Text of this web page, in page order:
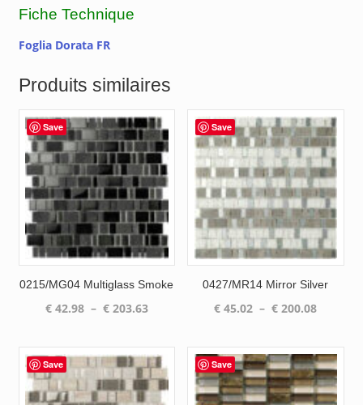
Fiche Technique
Foglia Dorata FR
Produits similaires
Save
0215/MG04 Multiglass Smoke
€42.98 – €203.63Plage
€ 42.98
à
€ 203.63
Save
0427/MR14 Mirror Silver
€ 45.02 – € 200.08Plage
€ 45.02
à
€ 200.08
Save Save